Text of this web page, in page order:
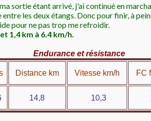
sortie étant arrivé, j'ai continué en
entre les deux étangs. Donc pour finir, à
pour ne pas trop me refroidir.
1,4 km à 6.4 km/h.
Endurance et résistance
Distance km Vitesse km/h FC
14,8 10,3